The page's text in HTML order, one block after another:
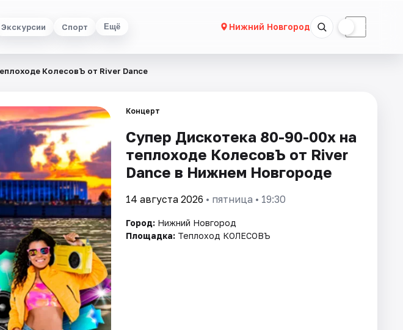
Экскурсии Спорт Ещё Нижний Новгород ☾
КолесовЪ от River Dance
Концерт
Супер Дискотека 80-90-00х на
теплоходе КолесовЪ от River
Dance в Нижнем Новгороде
14 августа 2026 • пятница • 19:30
Город: Нижний Новгород
Площадка: Теплоход КОЛЕСОВЪ